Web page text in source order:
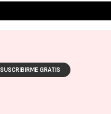
SUSCRIBIRME GRATIS